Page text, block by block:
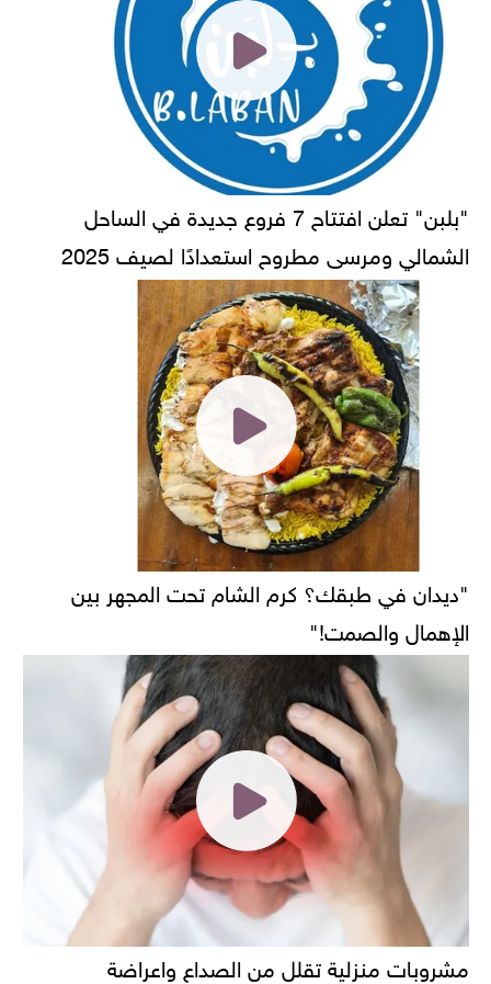
"بلبن" تعلن افتتاح 7 فروع جديدة في الساحل
الشمالي ومرسى مطروح استعدادًا لصيف 2025
"ديدان في طبقك؟ كرم الشام تحت المجهر بين
الإهمال والصمت!"
مشروبات منزلية تقلل من الصداع واعراضة